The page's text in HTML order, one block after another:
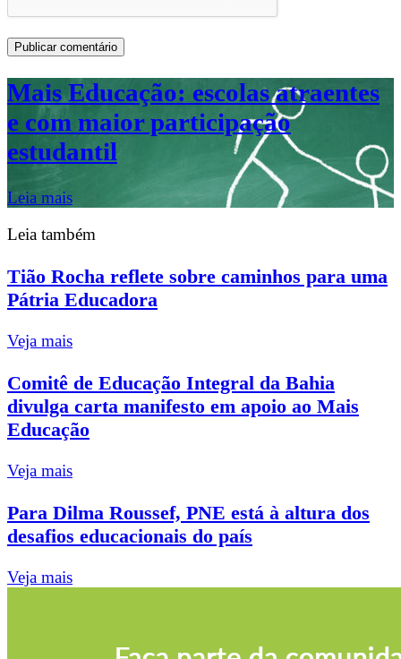
Mais Educação: escolas atraentes
e com maior participação
estudantil
Leia mais
Leia também
Tião Rocha reflete sobre caminhos para uma
Pátria Educadora
Veja mais
Comitê de Educação Integral da Bahia
divulga carta manifesto em apoio ao Mais
Educação
Veja mais
Para Dilma Roussef, PNE está à altura dos
desafios educacionais do país
Veja mais